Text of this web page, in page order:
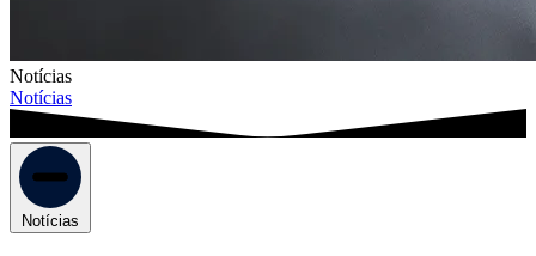
Notícias
Notícias
Notícias